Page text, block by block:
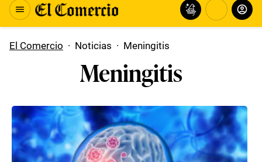
El Comercio · Noticias · Meningitis
Meningitis